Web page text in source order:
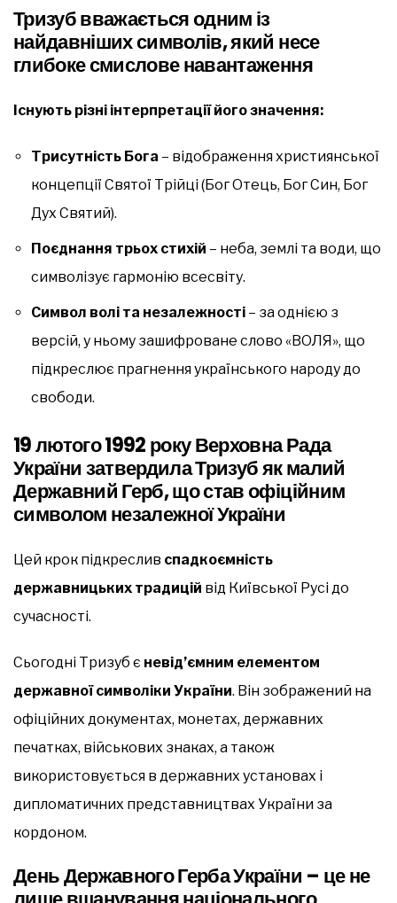
Тризуб вважається одним із
найдавніших символів, який несе
глибоке смислове навантаження
Існують різні інтерпретації його значення:
Трисутність Бога – відображення християнської
концепції Святої Трійці (Бог Отець, Бог Син, Бог
Дух Святий).
Поєднання трьох стихій – неба, землі та води, що
символізує гармонію всесвіту.
Символ волі та незалежності – за однією з
версій, у ньому зашифроване слово «ВОЛЯ», що
підкреслює прагнення українського народу до
свободи.
19 лютого 1992 року Верховна Рада
України затвердила Тризуб як малий
Державний Герб, що став офіційним
символом незалежної України
Цей крок підкреслив спадкоємність
державницьких традицій від Київської Русі до
сучасності.
Сьогодні Тризуб є невід’ємним елементом
державної символіки України. Він зображений на
офіційних документах, монетах, державних
печатках, військових знаках, а також
використовується в державних установах і
дипломатичних представництвах України за
кордоном.
День Державного Герба України – це не